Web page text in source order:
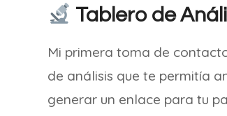
Tablero de
Mi primera toma de
de análisis que te permitía
generar un enlace para tu